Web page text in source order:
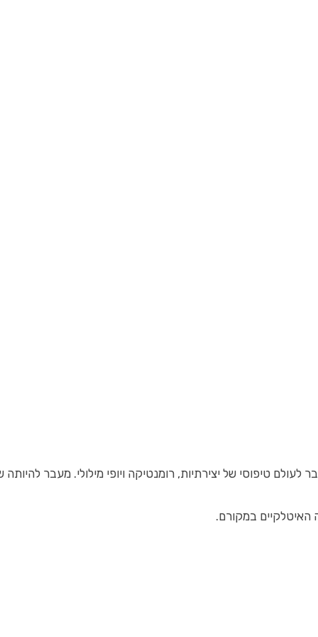
טיפוסי של יצירתיות, רומנטיקה ויופי מילולי. מעבר
האיטלקיים במקורם.